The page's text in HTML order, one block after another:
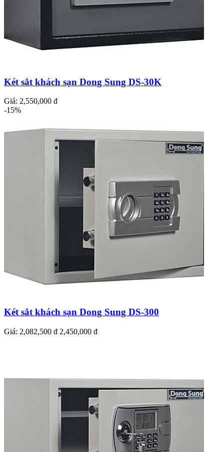
Két sắt khách sạn Dong Sung DS-30K
Giá: 2,550,000 đ
-15%
Két sắt khách sạn Dong Sung DS-300
Giá: 2,082,500 đ 2,450,000 đ